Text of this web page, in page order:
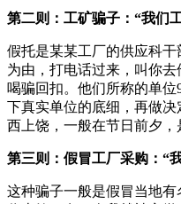
第二则：工矿骗子：“我
假托是某某工厂的供应科
为由，打电话过来，叫你
喝骗回扣。他们所称的单位
下真实单位的底细，再做
西上饶，一般在节日前夕，
第三则：假冒工厂采购：
这种骗子一般是假冒当地